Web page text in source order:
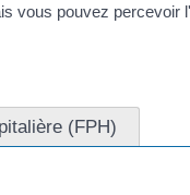
vous pouvez percevoir
(FPH)